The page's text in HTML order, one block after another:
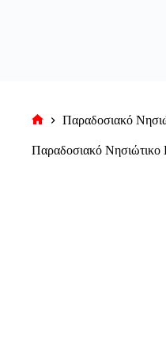
σελίδα
Παραδοσιακό
Παραδοσιακό Νησιώτικο